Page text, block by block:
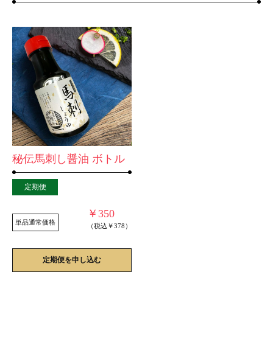
秘伝馬刺し醤油 ボトル
定期便
￥350
（税込￥378）
単品通常価格
定期便を申し込む